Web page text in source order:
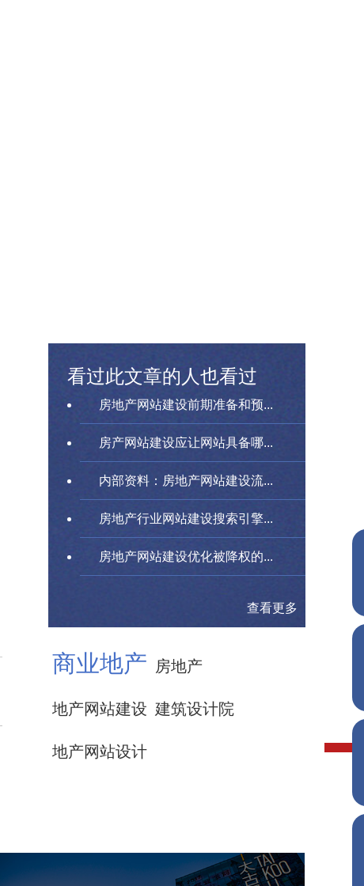
看过此文章的人也看过
房地产网站建设前期准备和预...
房产网站建设应让网站具备哪...
内部资料：房地产网站建设流...
房地产行业网站建设搜索引擎...
房地产网站建设优化被降权的...
查看更多
商业地产 房地产
地产网站建设 建筑设计院
地产网站设计